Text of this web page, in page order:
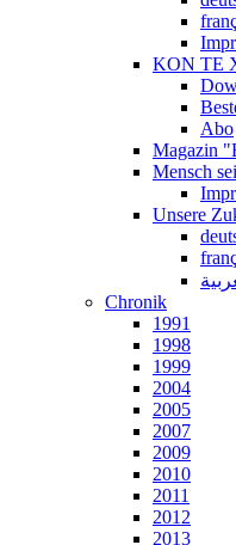
KON TE
Abo
Magazin
Mensch
Unsere
Chronik
1991
1998
1999
2004
2005
2007
2009
2010
2011
2012
2013